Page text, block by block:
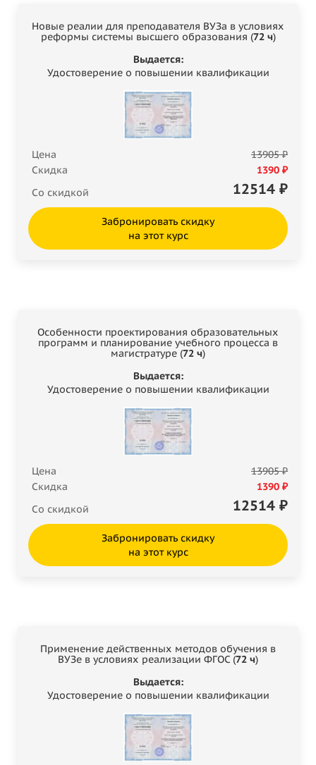
Новые реалии для преподавателя ВУЗа в условиях
реформы системы высшего образования (72 ч)
Выдается:
Удостоверение о повышении квалификации
Цена
13905 ₽
Скидка
1390 ₽
Со скидкой
12514 ₽
Забронировать скидку
на этот курс
Особенности проектирования образовательных
программ и планирование учебного процесса в
магистратуре (72 ч)
Выдается:
Удостоверение о повышении квалификации
Цена
13905 ₽
Скидка
1390 ₽
Со скидкой
12514 ₽
Забронировать скидку
на этот курс
Применение действенных методов обучения в
ВУЗе в условиях реализации ФГОС (72 ч)
Выдается:
Удостоверение о повышении квалификации